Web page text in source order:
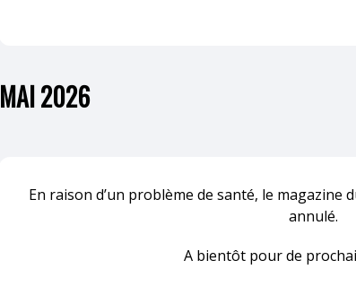
MAI 2026
En raison d’un problème de santé, le magazine
annulé.
A bientôt pour de